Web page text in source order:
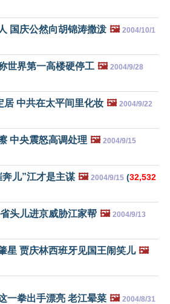
国庆公然向胡锦涛撒泼 🖼️ 2004/10/1
世界第一高楼硬停工 🖼️ 2004/9/28
居 中共在太平间里化妆 🖼️ 2004/9/22
中央震怒高调处理 🖼️ 2004/9/15
儿”江才是主谋 🖼️ 2004/9/15 (32,532
头儿进京威胁江家帮 🖼️ 2004/9/13
星 贾庆林西班牙见国王闹笑儿 🖼️
一拳出手漂亮 老江晕菜 🖼️ 2004/8/31